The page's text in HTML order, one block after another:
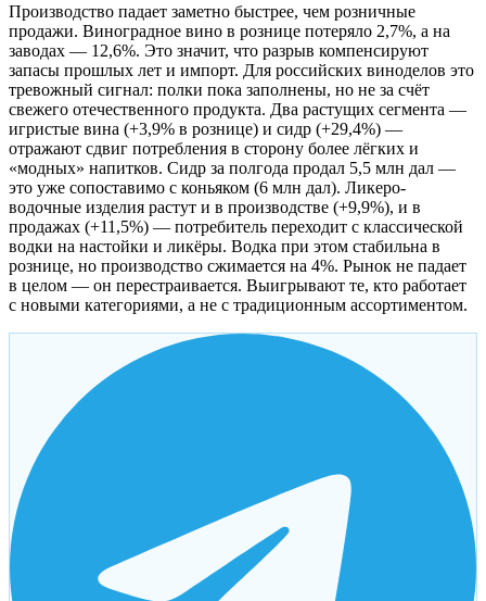
Производство падает заметно быстрее, чем розничные
продажи. Виноградное вино в рознице потеряло 2,7%, а на
заводах — 12,6%. Это значит, что разрыв компенсируют
запасы прошлых лет и импорт. Для российских виноделов это
тревожный сигнал: полки пока заполнены, но не за счёт
свежего отечественного продукта. Два растущих сегмента —
игристые вина (+3,9% в рознице) и сидр (+29,4%) —
отражают сдвиг потребления в сторону более лёгких и
«модных» напитков. Сидр за полгода продал 5,5 млн дал —
это уже сопоставимо с коньяком (6 млн дал). Ликеро-
водочные изделия растут и в производстве (+9,9%), и в
продажах (+11,5%) — потребитель переходит с классической
водки на настойки и ликёры. Водка при этом стабильна в
рознице, но производство сжимается на 4%. Рынок не падает
в целом — он перестраивается. Выигрывают те, кто работает
с новыми категориями, а не с традиционным ассортиментом.